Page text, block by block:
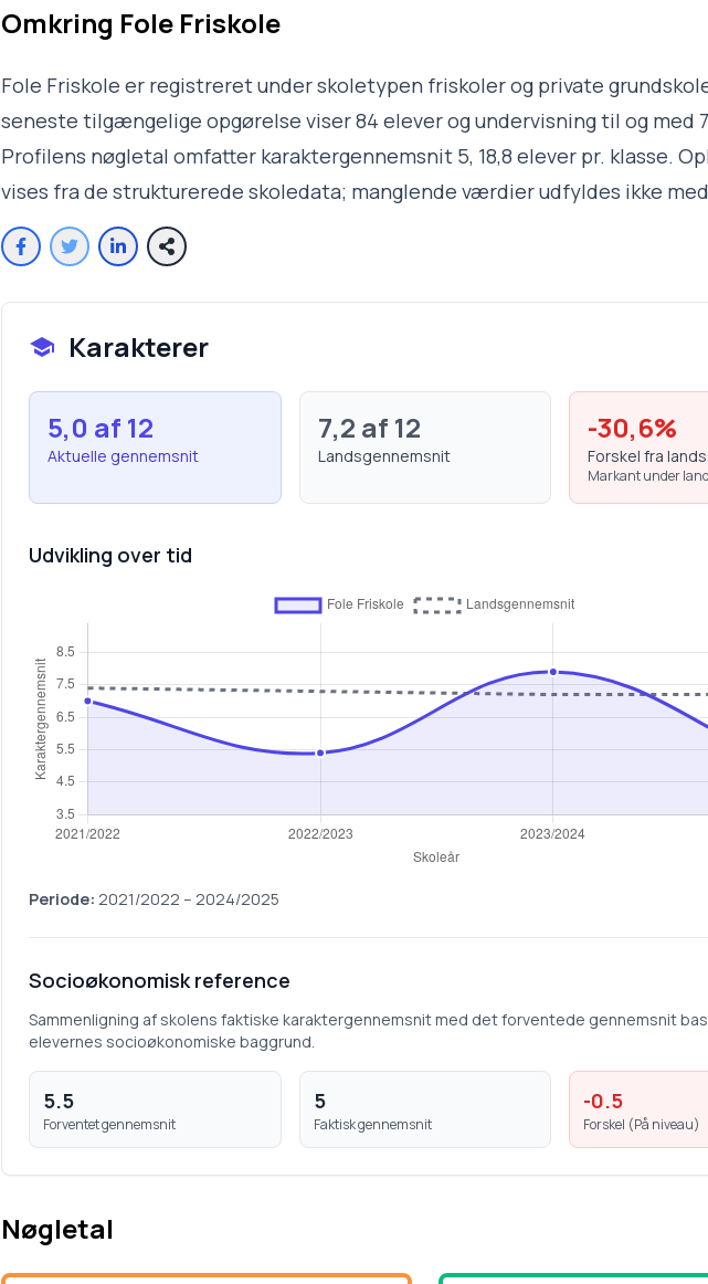
Omkring Fole Friskole
Fole Friskole er registreret under skoletypen friskoler og private
seneste tilgængelige opgørelse viser 84 elever og undervisning til og med
Profilens nøgletal omfatter karaktergennemsnit 5, 18,8 elever pr. klasse.
vises fra de strukturerede skoledata; manglende værdier udfyldes ikke
Karakterer
5,0 af 12
Aktuelle gennemsnit
7,2 af 12
Landsgennemsnit
-30,6%
Forskel fra
Markant under
Udvikling over tid
Periode: 2021/2022 – 2024/2025
Socioøkonomisk reference
Sammenligning af skolens faktiske karaktergennemsnit med det forventede gennemsnit
elevernes socioøkonomiske baggrund.
5.5
Forventet gennemsnit
5
Faktisk gennemsnit
-0.5
Forskel (På niveau)
Nøgletal